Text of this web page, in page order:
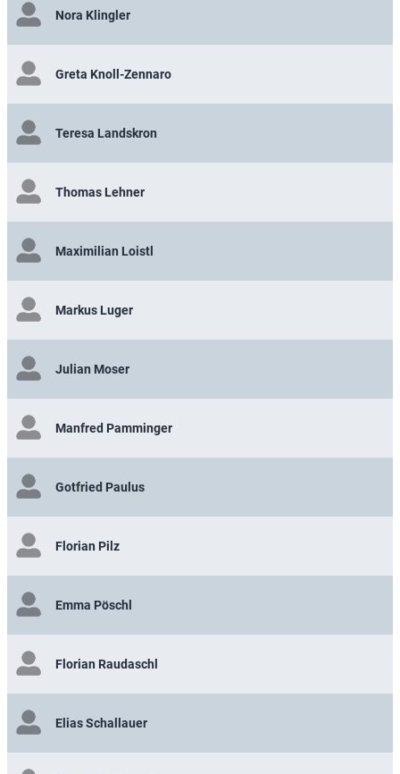
Nora Klingler
Greta Knoll-Zennaro
Teresa Landskron
Thomas Lehner
Maximilian Loistl
Markus Luger
Julian Moser
Manfred Pamminger
Gotfried Paulus
Florian Pilz
Emma Pöschl
Florian Raudaschl
Elias Schallauer